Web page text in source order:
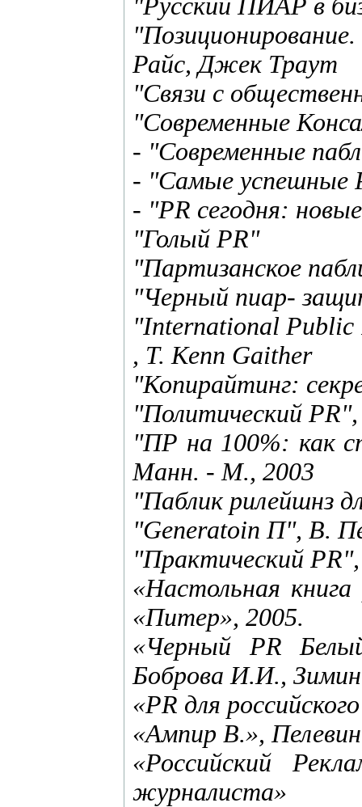
"Русский ПИАР в
Райс, Джек Траут
"Связи с
"Современные
- "Современные
- "Самые успешные
- "PR сегодня:
"Голый PR"
"Партизанское
"Черный пиар-
"International Public
, T. Kenn Gaither
"Копирайтинг:
"Политический
"ПР на 100%: как
Манн. - М., 2003
"Паблик рилейшнз
"Generatoin П", В.
"Практический
«Настольная
«Питер», 2005.
«Черный PR
Боброва И.И.,
«PR для
«Ампир В.»,
«Российский
журналиста»